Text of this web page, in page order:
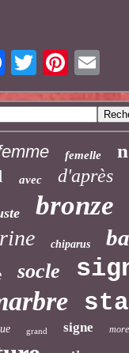
femelle
avec d'après
bronze
chiparus
socle
grand signe